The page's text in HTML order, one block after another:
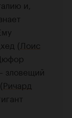
и,
(Лоис
зловещий
Ричард